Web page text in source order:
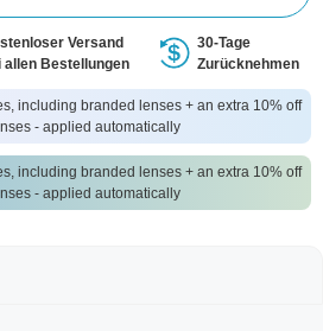
Versand
allen Bestellungen
30-Tage
Zurücknehmen
including branded lenses + an extra 10% off
- applied automatically
including branded lenses + an extra 10% off
- applied automatically